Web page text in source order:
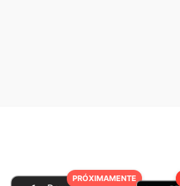
PRÓXIMAMENTE